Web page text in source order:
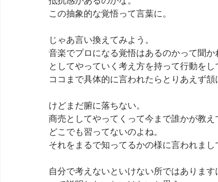
この抽象的な覚悟って言葉に。
じゃあ言い換えてみよう。
音楽でプロになる覚悟はあるのかって聞
としてやっていく考え方を持って行動を
ココまで具体的に言われたらとりあえず
けどまだ腑に落ちない。
商売としてやってくって今まで誰かが教
どこでも習ってないのよね。
それをまるで知ってるかの様に言われまし
自分で考えないといけない所ではありま